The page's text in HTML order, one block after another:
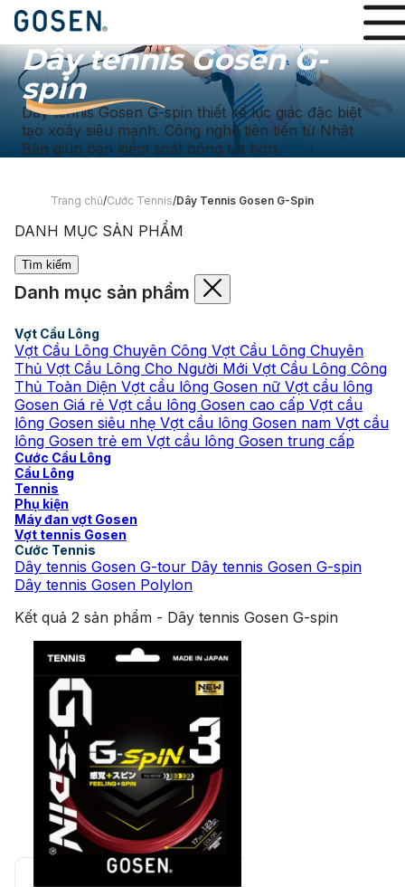
Dây tennis Gosen G-
spin
Dây tennis Gosen G-spin thiết kế lục giác đặc biệt
tạo xoáy siêu mạnh. Công nghệ tiên tiến từ Nhật
Bản giúp bạn kiểm soát bóng tốt hơn.
Trang chủ/Cước Tennis/Dây Tennis Gosen G-Spin
DANH MỤC SẢN PHẨM
Tìm kiếm
Danh mục sản phẩm
Vợt Cầu Lông
Vợt Cầu Lông Chuyên Công Vợt Cầu Lông Chuyên
Thủ Vợt Cầu Lông Cho Người Mới Vợt Cầu Lông Công
Thủ Toàn Diện Vợt cầu lông Gosen nữ Vợt cầu lông
Gosen Giá rẻ Vợt cầu lông Gosen cao cấp Vợt cầu
lông Gosen siêu nhẹ Vợt cầu lông Gosen nam Vợt cầu
lông Gosen trẻ em Vợt cầu lông Gosen trung cấp
Cước Cầu Lông
Cầu Lông
Tennis
Phụ kiện
Máy đan vợt Gosen
Vợt tennis Gosen
Cước Tennis
Dây tennis Gosen G-tour Dây tennis Gosen G-spin
Dây tennis Gosen Polylon
Kết quả 2 sản phẩm - Dây tennis Gosen G-spin